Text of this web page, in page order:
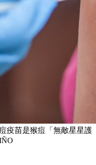
疫苗是猴痘「無敵星星護